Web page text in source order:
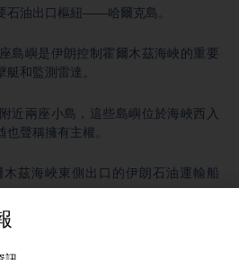
石油出口樞紐——哈爾克島。
島嶼是伊朗控制霍爾木茲海峽的重要
和監測雷達。
近兩座小島，這些島嶼位於海峽西入
聲稱擁有主權。
茲海峽東側出口的伊朗石油運輸船
未做出最終決定，但如果談判遲遲沒
一步升級。